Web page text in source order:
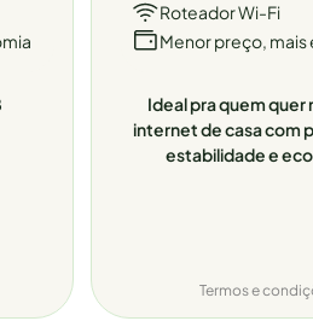
Roteador Wi-Fi
Menor preço, mais
Ideal pra quem quer
internet de casa com
estabilidade e
Termos e